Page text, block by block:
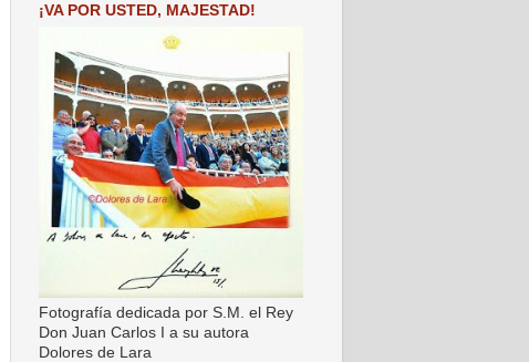
¡VA POR USTED, MAJESTAD!
Fotografía dedicada por S.M. el Rey
Don Juan Carlos I a su autora
Dolores de Lara